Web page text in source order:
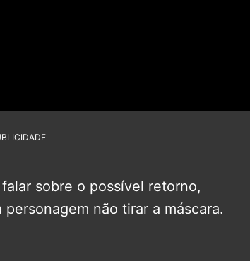
sobre o possível retorno,
não tirar a máscara.